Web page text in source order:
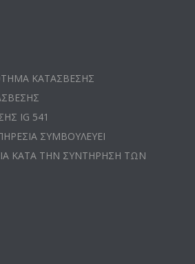
ΚΑΤΑΣΒΕΣΗΣ
IG 541
ΣΥΜΒΟΥΛΕΥΕΙ
ΚΑΤΑ ΤΗΝ ΣΥΝΤΗΡΗΣΗ ΤΩΝ